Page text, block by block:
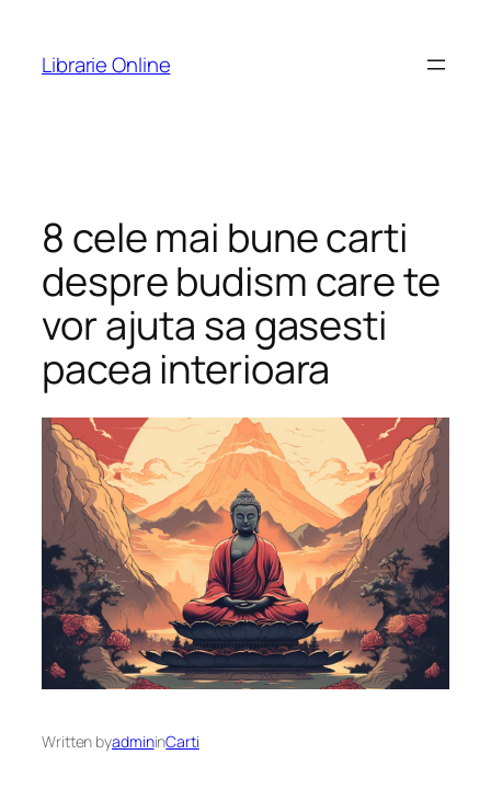
content
Librarie Online
8 cele mai bune carti
despre budism care te
vor ajuta sa gasesti
pacea interioara
Written byadmininCarti